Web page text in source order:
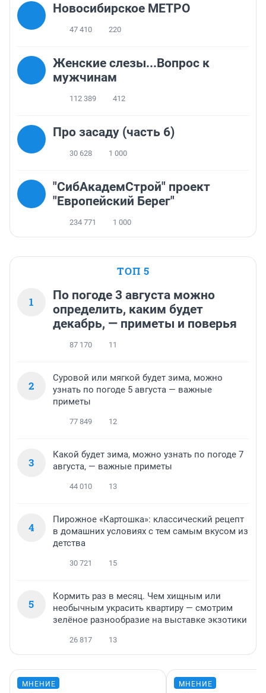
Новосибирское МЕТРО
47 410 220
Женские слезы...Вопрос к
мужчинам
112 389 412
Про засаду (часть 6)
30 628 1 000
"СибАкадемСтрой" проект
"Европейский Берег"
234 771 1 000
ТОП 5
1
По погоде 3 августа можно
определить, каким будет
декабрь, — приметы и поверья
87 170 11
2
Суровой или мягкой будет зима, можно
узнать по погоде 5 августа — важные
приметы
77 849 12
3
Какой будет зима, можно узнать по погоде 7
августа, — важные приметы
44 010 13
4
Пирожное «Картошка»: классический рецепт
в домашних условиях с тем самым вкусом из
детства
30 721 15
5
Кормить раз в месяц. Чем хищным или
необычным украсить квартиру — смотрим
зелёное разнообразие на выставке экзотики
26 817 13
МНЕНИЕ МНЕНИЕ